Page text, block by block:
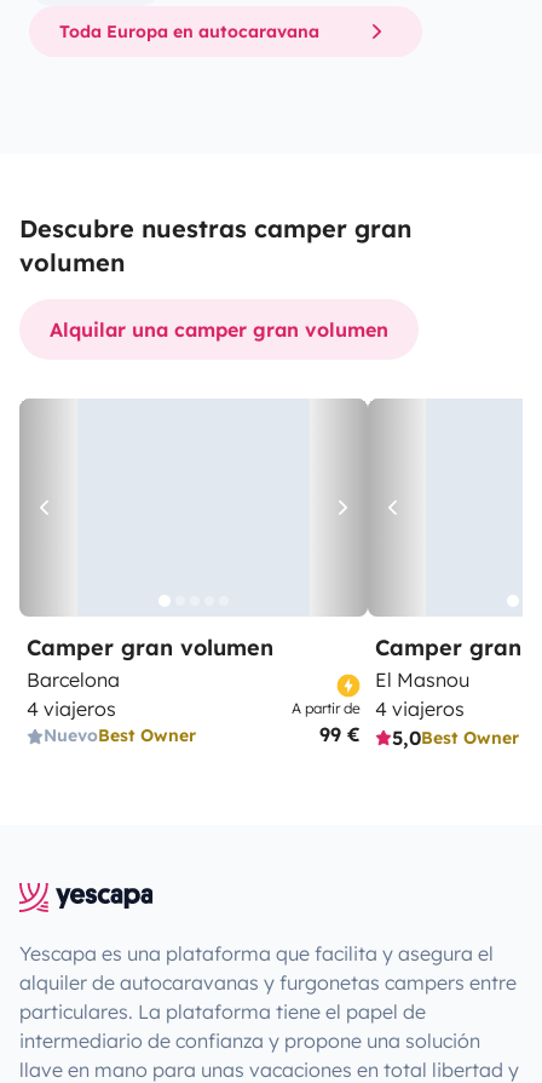
Toda Europa en autocaravana
Descubre nuestras camper gran
volumen
Alquilar una camper gran volumen
Camper gran volumen
Barcelona
4 viajeros
NuevoBest Owner
A partir de
99 €
Camper gran
El Masnou
4 viajeros
5,0Best Owner
Yescapa es una plataforma que facilita y asegura el
alquiler de autocaravanas y furgonetas campers entre
particulares. La plataforma tiene el papel de
intermediario de confianza y propone una solución
llave en mano para unas vacaciones en total libertad y